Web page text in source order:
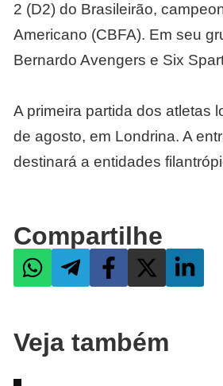
2 (D2) do Brasileirão,
Americano (CBFA). Em seu
Bernardo Avengers e Six
A primeira partida dos atletas
de agosto, em Londrina. A
destinará a entidades
Compartilhe
Veja também